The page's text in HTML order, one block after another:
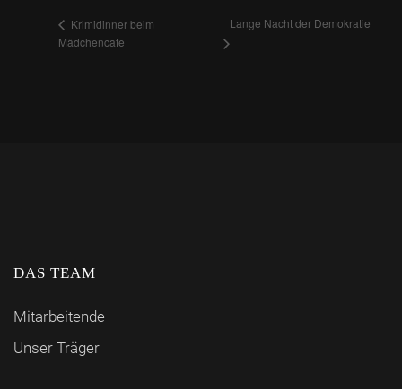
Krimidinner beim
Mädchencafe
Lange Nacht der Demokratie
DAS TEAM
Mitarbeitende
Unser Träger